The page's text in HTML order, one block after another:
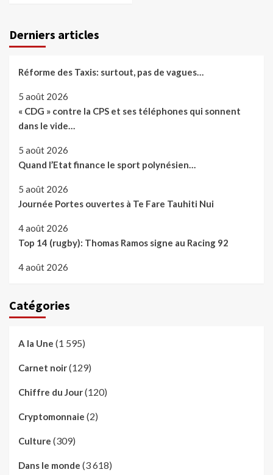
Derniers articles
Réforme des Taxis: surtout, pas de vagues…
5 août 2026
« CDG » contre la CPS et ses téléphones qui sonnent
dans le vide…
5 août 2026
Quand l’Etat finance le sport polynésien…
5 août 2026
Journée Portes ouvertes à Te Fare Tauhiti Nui
4 août 2026
Top 14 (rugby): Thomas Ramos signe au Racing 92
4 août 2026
Catégories
A la Une (1 595)
Carnet noir(129)
Chiffre du Jour(120)
Cryptomonnaie (2)
Culture (309)
Dans le monde (3 618)